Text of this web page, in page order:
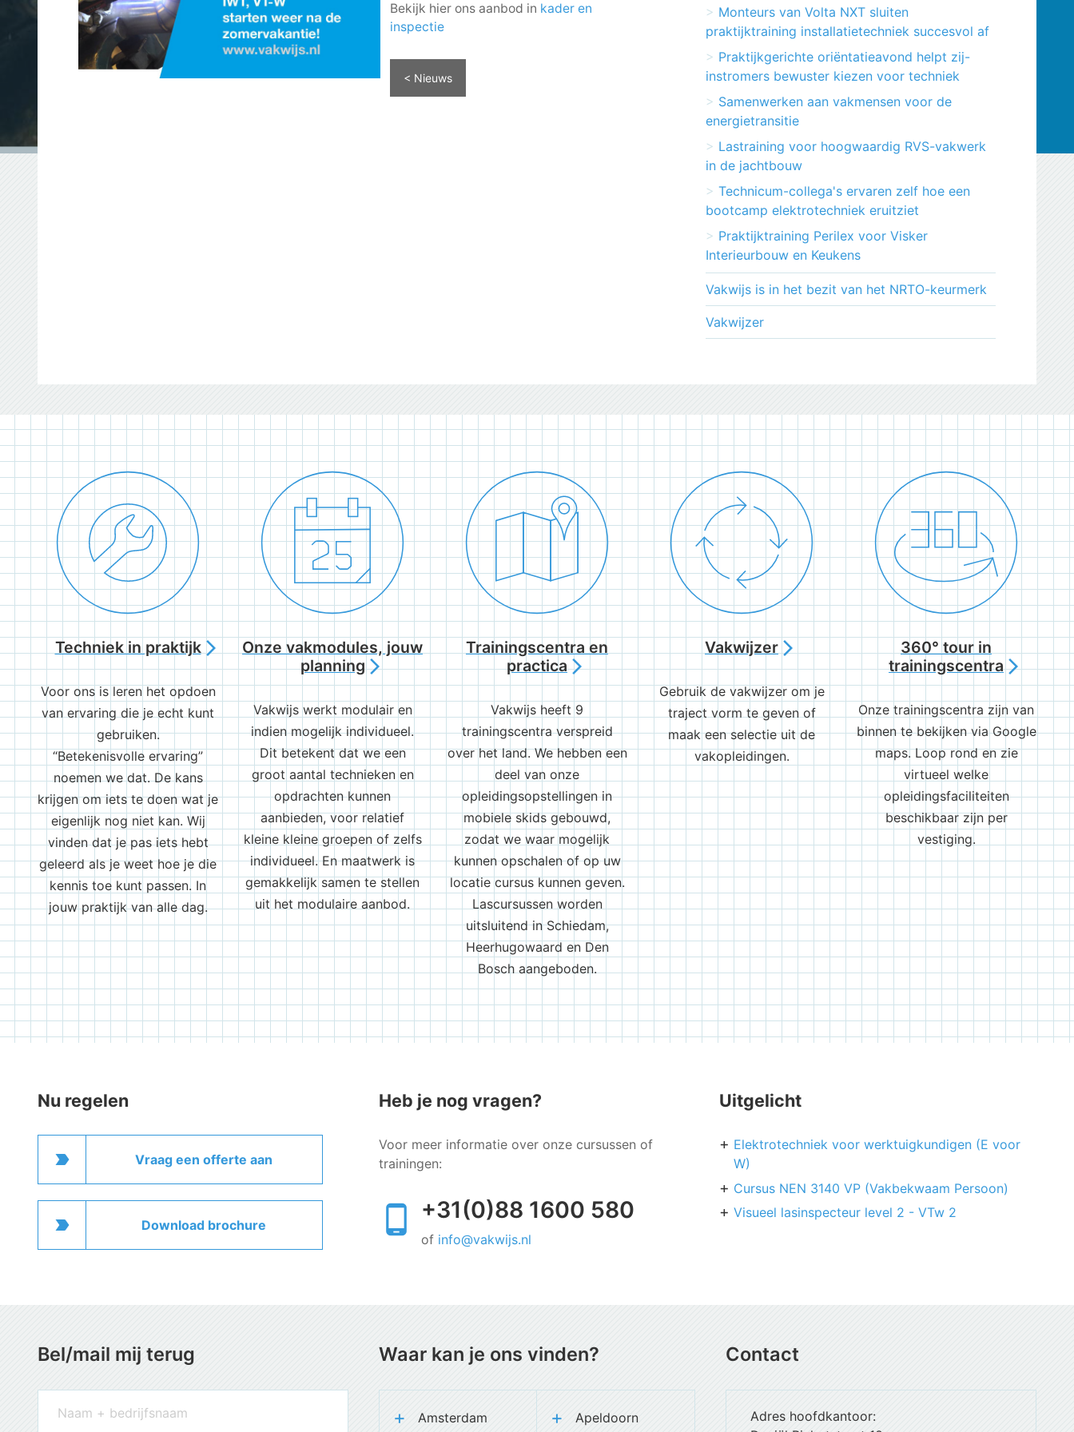
Bekijk hier ons aanbod in kader en
inspectie
< Nieuws
Monteurs van Volta NXT sluiten
praktijktraining installatietechniek succesvol af
Praktijkgerichte oriëntatieavond helpt zij-
instromers bewuster kiezen voor techniek
Samenwerken aan vakmensen voor de
energietransitie
Lastraining voor hoogwaardig RVS-vakwerk
in de jachtbouw
Technicum-collega's ervaren zelf hoe een
bootcamp elektrotechniek eruitziet
Praktijktraining Perilex voor Visker
Interieurbouw en Keukens
Vakwijs is in het bezit van het NRTO-keurmerk
Vakwijzer
Techniek in praktijkarrow_forward_ios
Voor ons is leren het opdoen
van ervaring die je echt kunt
gebruiken.
“Betekenisvolle ervaring”
noemen we dat. De kans
krijgen om iets te doen wat je
eigenlijk nog niet kan. Wij
vinden dat je pas iets hebt
geleerd als je weet hoe je die
kennis toe kunt passen. In
jouw praktijk van alle dag.
Onze vakmodules, jouw
planningarrow_forward_ios
Vakwijs werkt modulair en
indien mogelijk individueel.
Dit betekent dat we een
groot aantal technieken en
opdrachten kunnen
aanbieden, voor relatief
kleine kleine groepen of zelfs
individueel. En maatwerk is
gemakkelijk samen te stellen
uit het modulaire aanbod.
Trainingscentra en
practicaarrow_forward_ios
Vakwijs heeft 9
trainingscentra verspreid
over het land. We hebben een
deel van onze
opleidingsopstellingen in
mobiele skids gebouwd,
zodat we waar mogelijk
kunnen opschalen of op uw
locatie cursus kunnen geven.
Lascursussen worden
uitsluitend in Schiedam,
Heerhugowaard en Den
Bosch aangeboden.
Vakwijzerarrow_forward_ios
Gebruik de vakwijzer om je
traject vorm te geven of
maak een selectie uit de
vakopleidingen.
360° tour in
trainingscentraarrow_forward_ios
Onze trainingscentra zijn van
binnen te bekijken via Google
maps. Loop rond en zie
virtueel welke
opleidingsfaciliteiten
beschikbaar zijn per
vestiging.
Nu regelen
label_important Vraag een offerte aan
label_important Download brochure
Heb je nog vragen?
Voor meer informatie over onze cursussen of
trainingen:
+31(0)88 1600 580
of info@vakwijs.nl
Uitgelicht
Elektrotechniek voor werktuigkundigen (E voor
W)
Cursus NEN 3140 VP (Vakbekwaam Persoon)
Visueel lasinspecteur level 2 - VTw 2
Bel/mail mij terug Waar kan je ons vinden?
Amsterdam Apeldoorn
Contact
Adres hoofdkantoor: